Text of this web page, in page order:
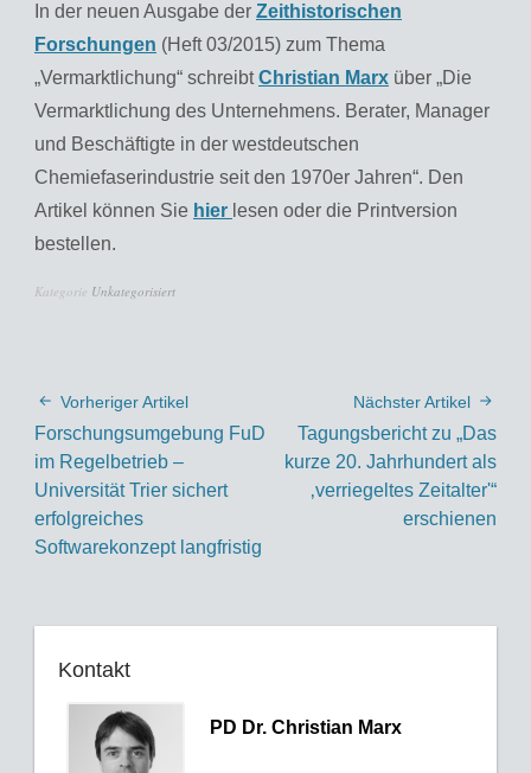
In der neuen Ausgabe der Zeithistorischen
Forschungen (Heft 03/2015) zum Thema
„Vermarktlichung“ schreibtChristian Marx über „Die
Vermarktlichung des Unternehmens. Berater, Manager
und Beschäftigte in der westdeutschen
Chemiefaserindustrie seit den 1970er Jahren“. Den
Artikel können Sie hier lesen oder die Printversion
bestellen.
Kategorie Unkategorisiert
Vorheriger Artikel
Forschungsumgebung FuD
im Regelbetrieb –
Universität Trier sichert
erfolgreiches
Softwarekonzept langfristig
Nächster Artikel
Tagungsbericht zu „Das
kurze 20. Jahrhundert als
‚verriegeltes Zeitalter'“
erschienen
Kontakt
PD Dr. Christian Marx